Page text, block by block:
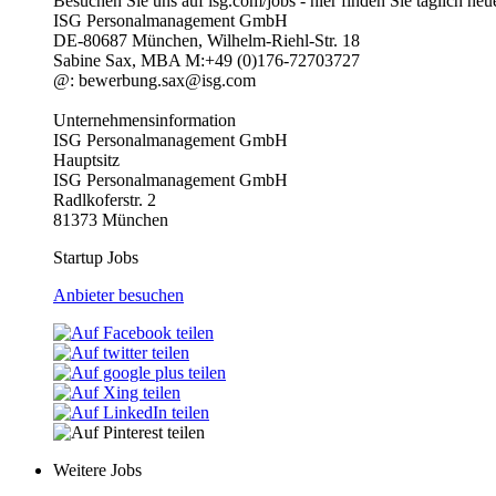
ISG Personalmanagement GmbH
DE-80687 München, Wilhelm-Riehl-Str. 18
Sabine Sax, MBA M:+49 (0)176-72703727
@: bewerbung.sax@isg.com
Unternehmensinformation
ISG Personalmanagement GmbH
Hauptsitz
ISG Personalmanagement GmbH
Radlkoferstr. 2
81373 München
Startup Jobs
Anbieter besuchen
Weitere Jobs